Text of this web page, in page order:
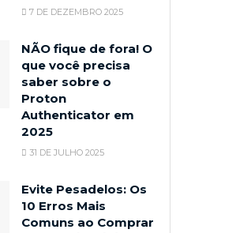
7 DE DEZEMBRO 2025
NÃO fique de fora! O
que você precisa
saber sobre o
Proton
Authenticator em
2025
31 DE JULHO 2025
Evite Pesadelos: Os
10 Erros Mais
Comuns ao Comprar